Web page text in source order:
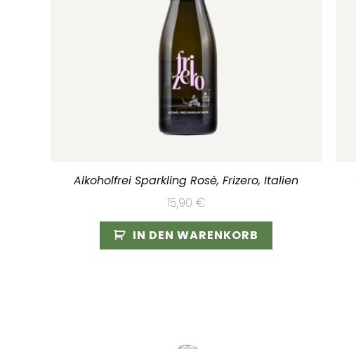
Alkoholfrei Sparkling Rosè, Frizero, Italien
15,90 €
IN DEN WARENKORB